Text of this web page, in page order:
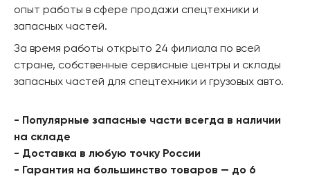
опыт работы в сфере продажи спецтехники и
запасных частей.
За время работы открыто 24 филиала по всей
стране, собственные сервисные центры и склады
запасных частей для спецтехники и грузовых авто.
- Популярные запасные части всегда в наличии
на складе
- Доставка в любую точку России
- Гарантия на большинство товаров — до 6